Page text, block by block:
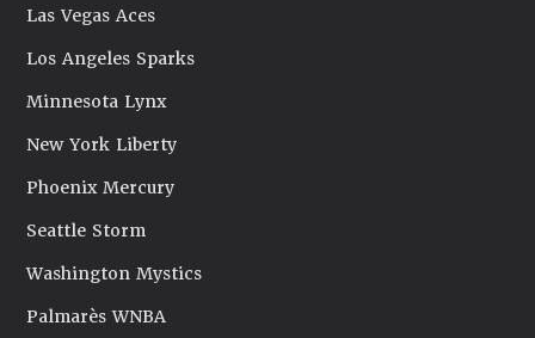
Las Vegas Aces
Los Angeles Sparks
Minnesota Lynx
New York Liberty
Phoenix Mercury
Seattle Storm
Washington Mystics
Palmarès WNBA